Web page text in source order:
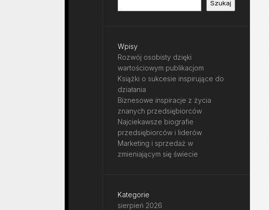
Szukaj
Wpisy
Rozwój osobisty dzięki
wartościowym publikacjom
Książki o sukcesie inspirujące do
działania
Biznesowe inspiracje z życia
znanych przedsiębiorców
Najciekawsze biografie
przedsiębiorców i liderów
Marketing i sprzedaż w
zmieniającym się świecie
Kategorie
sierpień 2026